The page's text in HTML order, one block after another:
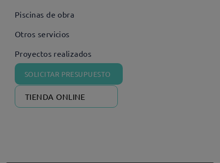
Piscinas de obra
Otros servicios
Proyectos realizados
SOLICITAR PRESUPUESTO
TIENDA ONLINE